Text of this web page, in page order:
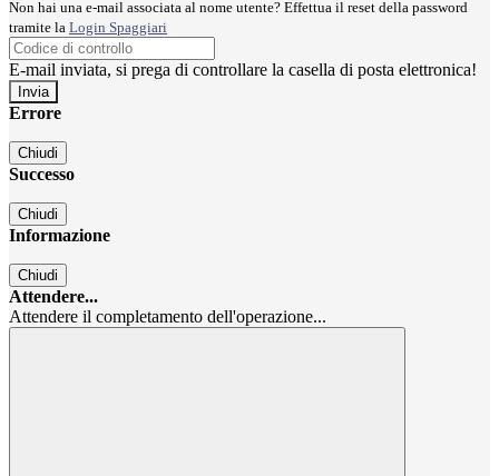
Non hai una e-mail associata al nome utente? Effettua il reset della password
tramite la Login Spaggiari
E-mail inviata, si prega di controllare la casella di posta elettronica!
Errore
Chiudi
Successo
Chiudi
Informazione
Chiudi
Attendere...
Attendere il completamento dell'operazione...